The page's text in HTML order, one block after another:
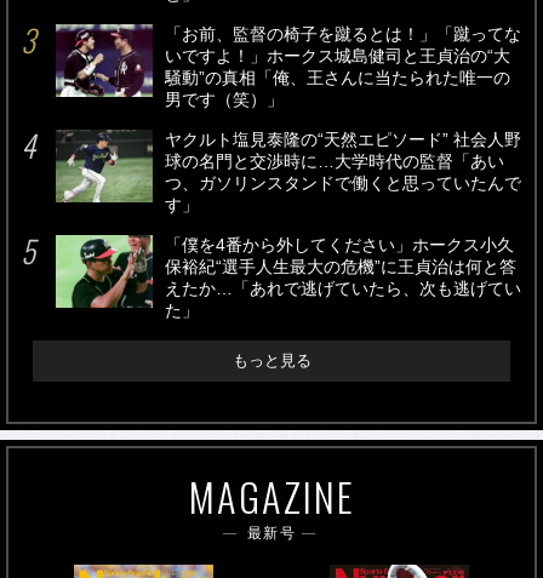
「お前、監督の椅子を蹴るとは！」「蹴ってな
いですよ！」ホークス城島健司と王貞治の“大
騒動”の真相「俺、王さんに当たられた唯一の
男です（笑）」
ヤクルト塩見泰隆の“天然エピソード” 社会人野
球の名門と交渉時に…大学時代の監督「あい
つ、ガソリンスタンドで働くと思っていたんで
す」
「僕を4番から外してください」ホークス小久
保裕紀“選手人生最大の危機”に王貞治は何と答
えたか…「あれで逃げていたら、次も逃げてい
た」
もっと見る
MAGAZINE
最新号